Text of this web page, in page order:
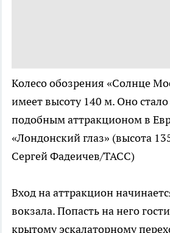
Колесо обозрения «Солнце
имеет высоту 140 м. Оно
подобным аттракционом в
«Лондонский глаз» (высота
Сергей Фадеичев/ТАСС)
Вход на аттракцион
вокзала. Попасть на него
крытому эскалаторному